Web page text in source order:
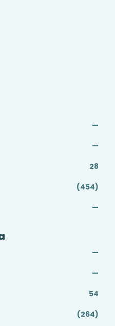
—
—
28
(454)
—
—
—
54
(264)